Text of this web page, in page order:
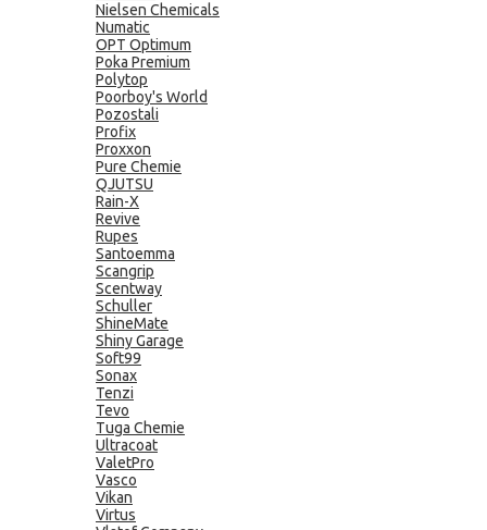
Nielsen Chemicals
Numatic
OPT Optimum
Poka Premium
Polytop
Poorboy's World
Pozostali
Profix
Proxxon
Pure Chemie
QJUTSU
Rain-X
Revive
Rupes
Santoemma
Scangrip
Scentway
Schuller
ShineMate
Shiny Garage
Soft99
Sonax
Tenzi
Tevo
Tuga Chemie
Ultracoat
ValetPro
Vasco
Vikan
Virtus